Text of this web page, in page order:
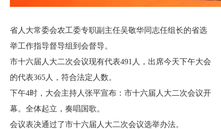
省人大常委会农工委专职副主任吴敬华同志任组长的省选
举工作指导督导组到会督导。
市十六届人大二次会议现有代表491人，出席今天下午大会
的代表365人，符合法定人数。
下午4时，大会主持人张平宣布：市十六届人大二次会议开
幕。全体起立，奏唱国歌。
会议表决通过了市十六届人大二次会议选举办法。